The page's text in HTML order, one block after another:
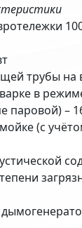
трубы на
в
паровой) –
(с